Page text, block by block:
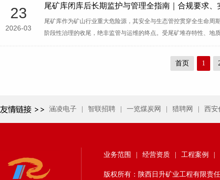
23
2026-03
尾矿库闭库后长期监护与管理全指南｜合规要求
尾矿库作为矿山行业重大危险源，其安全与生态管控贯穿全生命周
阶段性治理的收尾，绝非监管与运维的终点。受尾矿堆存特性、地
首页 1
涵凌电子 智联招聘 一览煤炭网 猎聘网 西安
业务范围 经营资质 工程案例
版权所有：陕西日升矿业工程有限责